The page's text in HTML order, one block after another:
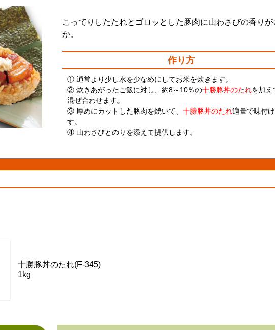
こってりしたたれとゴロッとした豚肉に山わさびの香りが
か。
作り方
① 通常より少し水を少なめにしてお米を炊きます。
② 炊きあがったご飯に対し、約8～10％の十勝豚丼のたれを加え
混ぜ合わせます。
③ 厚めにカットした豚肉を焼いて、 十勝豚丼のたれ適量で味付
す。
④ 山わさびとのりを添えて提供します。
十勝豚丼のたれ(F-345)
1kg